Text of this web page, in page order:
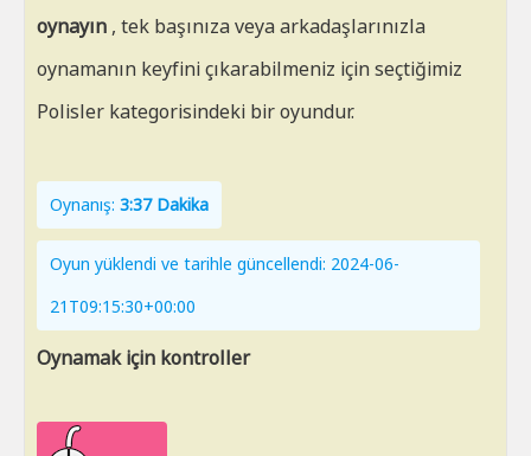
oynayın , tek başınıza veya arkadaşlarınızla
oynamanın keyfini çıkarabilmeniz için seçtiğimiz
Polisler kategorisindeki bir oyundur.
Oynanış: 3:37 Dakika
Oyun yüklendi ve tarihle güncellendi: 2024-06-
21T09:15:30+00:00
Oynamak için kontroller